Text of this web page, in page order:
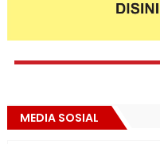
MEDIA SOSIAL